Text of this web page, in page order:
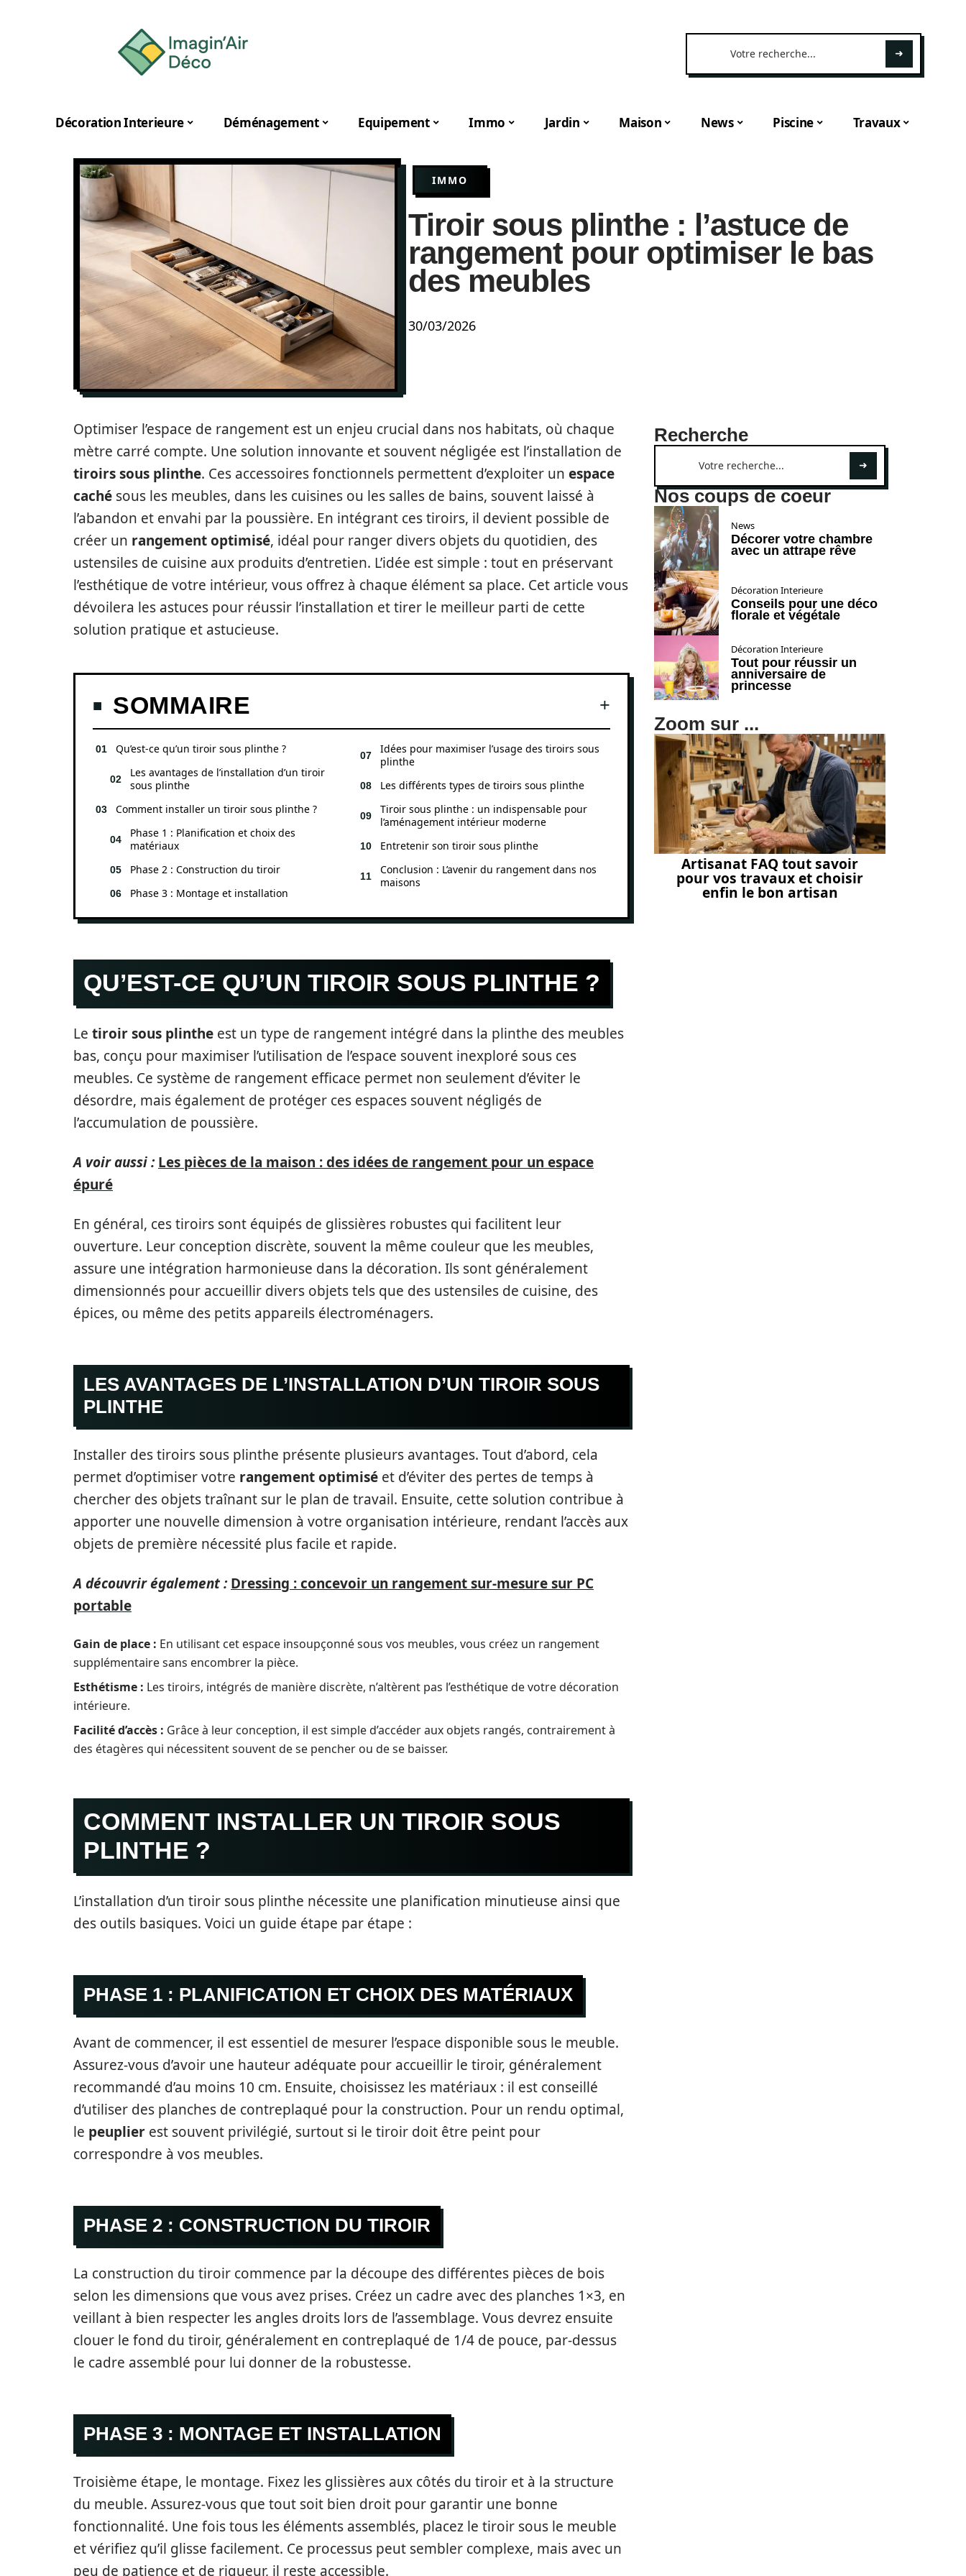
Décoration Interieure Déménagement Equipement Immo Jardin Maison News Piscine Travaux
IMMO
Tiroir sous plinthe : l’astuce de
rangement pour optimiser le bas
des meubles
30/03/2026
Optimiser l’espace de rangement est un enjeu crucial dans nos habitats, où chaque
mètre carré compte. Une solution innovante et souvent négligée est l’installation de
tiroirs sous plinthe. Ces accessoires fonctionnels permettent d’exploiter un espace
caché sous les meubles, dans les cuisines ou les salles de bains, souvent laissé à
l’abandon et envahi par la poussière. En intégrant ces tiroirs, il devient possible de
créer un rangement optimisé, idéal pour ranger divers objets du quotidien, des
ustensiles de cuisine aux produits d’entretien. L’idée est simple : tout en préservant
l’esthétique de votre intérieur, vous offrez à chaque élément sa place. Cet article vous
dévoilera les astuces pour réussir l’installation et tirer le meilleur parti de cette
solution pratique et astucieuse.
SOMMAIRE
Qu’est-ce qu’un tiroir sous plinthe ?
Les avantages de l’installation d’un tiroir
sous plinthe
Comment installer un tiroir sous plinthe ?
Phase 1 : Planification et choix des
matériaux
Phase 2 : Construction du tiroir
Phase 3 : Montage et installation
Idées pour maximiser l’usage des tiroirs sous
plinthe
Les différents types de tiroirs sous plinthe
Tiroir sous plinthe : un indispensable pour
l’aménagement intérieur moderne
Entretenir son tiroir sous plinthe
Conclusion : L’avenir du rangement dans nos
maisons
QU’EST-CE QU’UN TIROIR SOUS PLINTHE ?
Le tiroir sous plinthe est un type de rangement intégré dans la plinthe des meubles
bas, conçu pour maximiser l’utilisation de l’espace souvent inexploré sous ces
meubles. Ce système de rangement efficace permet non seulement d’éviter le
désordre, mais également de protéger ces espaces souvent négligés de
l’accumulation de poussière.
A voir aussi : Les pièces de la maison : des idées de rangement pour un espace
épuré
En général, ces tiroirs sont équipés de glissières robustes qui facilitent leur
ouverture. Leur conception discrète, souvent la même couleur que les meubles,
assure une intégration harmonieuse dans la décoration. Ils sont généralement
dimensionnés pour accueillir divers objets tels que des ustensiles de cuisine, des
épices, ou même des petits appareils électroménagers.
LES AVANTAGES DE L’INSTALLATION D’UN TIROIR SOUS
PLINTHE
Installer des tiroirs sous plinthe présente plusieurs avantages. Tout d’abord, cela
permet d’optimiser votre rangement optimisé et d’éviter des pertes de temps à
chercher des objets traînant sur le plan de travail. Ensuite, cette solution contribue à
apporter une nouvelle dimension à votre organisation intérieure, rendant l’accès aux
objets de première nécessité plus facile et rapide.
A découvrir également : Dressing : concevoir un rangement sur-mesure sur PC
portable
Gain de place : En utilisant cet espace insoupçonné sous vos meubles, vous créez un rangement
supplémentaire sans encombrer la pièce.
Esthétisme : Les tiroirs, intégrés de manière discrète, n’altèrent pas l’esthétique de votre décoration
intérieure.
Facilité d’accès : Grâce à leur conception, il est simple d’accéder aux objets rangés, contrairement à
des étagères qui nécessitent souvent de se pencher ou de se baisser.
COMMENT INSTALLER UN TIROIR SOUS
PLINTHE ?
L’installation d’un tiroir sous plinthe nécessite une planification minutieuse ainsi que
des outils basiques. Voici un guide étape par étape :
PHASE 1 : PLANIFICATION ET CHOIX DES MATÉRIAUX
Avant de commencer, il est essentiel de mesurer l’espace disponible sous le meuble.
Assurez-vous d’avoir une hauteur adéquate pour accueillir le tiroir, généralement
recommandé d’au moins 10 cm. Ensuite, choisissez les matériaux : il est conseillé
d’utiliser des planches de contreplaqué pour la construction. Pour un rendu optimal,
le peuplier est souvent privilégié, surtout si le tiroir doit être peint pour
correspondre à vos meubles.
PHASE 2 : CONSTRUCTION DU TIROIR
La construction du tiroir commence par la découpe des différentes pièces de bois
selon les dimensions que vous avez prises. Créez un cadre avec des planches 1×3, en
veillant à bien respecter les angles droits lors de l’assemblage. Vous devrez ensuite
clouer le fond du tiroir, généralement en contreplaqué de 1/4 de pouce, par-dessus
le cadre assemblé pour lui donner de la robustesse.
PHASE 3 : MONTAGE ET INSTALLATION
Troisième étape, le montage. Fixez les glissières aux côtés du tiroir et à la structure
du meuble. Assurez-vous que tout soit bien droit pour garantir une bonne
fonctionnalité. Une fois tous les éléments assemblés, placez le tiroir sous le meuble
et vérifiez qu’il glisse facilement. Ce processus peut sembler complexe, mais avec un
peu de patience et de rigueur, il reste accessible.
Recherche
Nos coups de coeur
News
Décorer votre chambre
avec un attrape rêve
Décoration Interieure
Conseils pour une déco
florale et végétale
Décoration Interieure
Tout pour réussir un
anniversaire de
princesse
Zoom sur ...
Artisanat FAQ tout savoir
pour vos travaux et choisir
enfin le bon artisan